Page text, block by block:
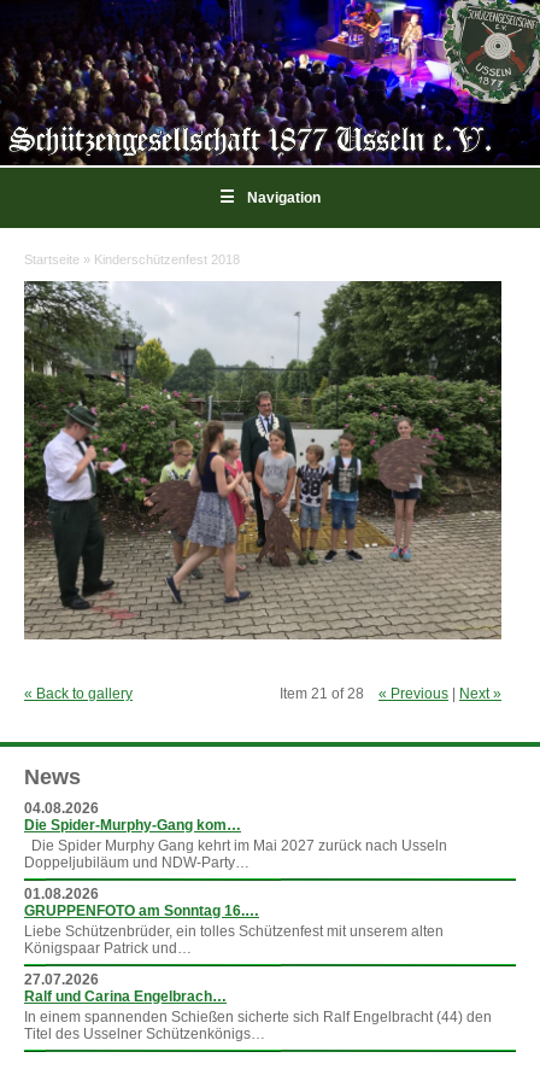
☰ Navigation
Sie sind hier
Startseite » Kinderschützenfest 2018
« Back to gallery Item 21 of 28 « Previous Next »
News
04.08.2026
Die Spider-Murphy-Gang kom…
Die Spider Murphy Gang kehrt im Mai 2027 zurück nach Usseln
Doppeljubiläum und NDW-Party…
01.08.2026
GRUPPENFOTO am Sonntag 16.…
Liebe Schützenbrüder, ein tolles Schützenfest mit unserem alten
Königspaar Patrick und…
27.07.2026
Ralf und Carina Engelbrach…
In einem spannenden Schießen sicherte sich Ralf Engelbracht (44) den
Titel des Usselner Schützenkönigs…